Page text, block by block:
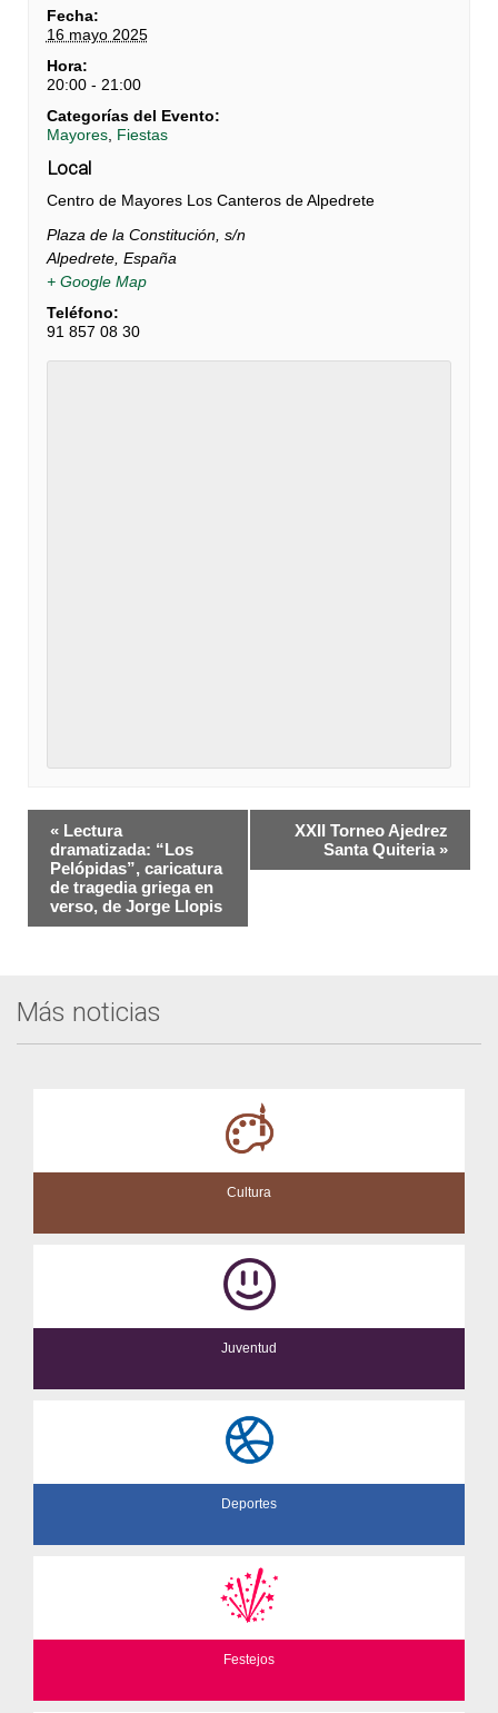
Fecha:
16 mayo 2025
Hora:
20:00 - 21:00
Categorías del Evento:
Mayores, Fiestas
Local
Centro de Mayores Los Canteros de Alpedrete
Plaza de la Constitución, s/n
Alpedrete, España
+ Google Map
Teléfono:
91 857 08 30
Navegación
del
Evento
« Lectura
dramatizada: “Los
Pelópidas”, caricatura
de tragedia griega en
verso, de Jorge Llopis
XXII Torneo Ajedrez
Santa Quiteria »
Más noticias
Cultura
Juventud
Deportes
Festejos